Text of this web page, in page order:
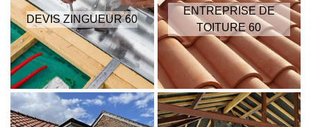
DEVIS ZINGUEUR 60
ENTREPRISE DE
TOITURE 60